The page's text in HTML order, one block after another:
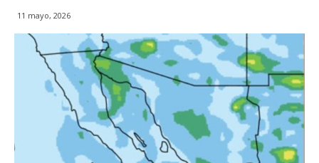
11 mayo, 2026